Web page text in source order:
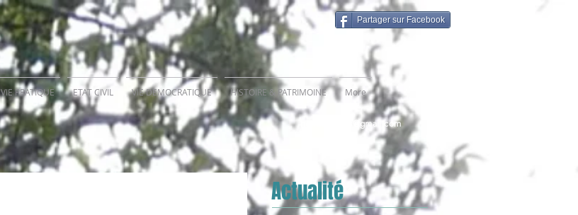
Partager sur Facebook
VIE PRATIQUE ETAT CIVIL VIE DEMOCRATIQUE HISTOIRE & PATRIMOINE More
hondevilliers@gmail.com
Actualité